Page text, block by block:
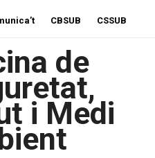
CBSUB CSSUB
de
i Medi